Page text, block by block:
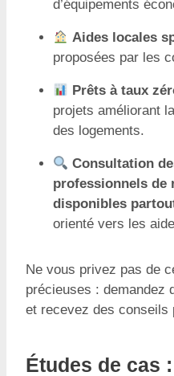
d’équipements
Aides locales
proposées par les
Prêts à taux
projets améliorant
des logements.
Consultation
professionnels de
disponibles
orienté vers les
Ne vous privez pas de
précieuses : demandez
et recevez des conseils
Études de cas